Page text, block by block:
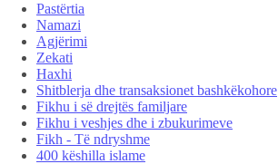
Pastërtia
Namazi
Agjërimi
Zekati
Haxhi
Shitblerja dhe transaksionet bashkëkohore
Fikhu i së drejtës familjare
Fikhu i veshjes dhe i zbukurimeve
Fikh - Të ndryshme
400 këshilla islame